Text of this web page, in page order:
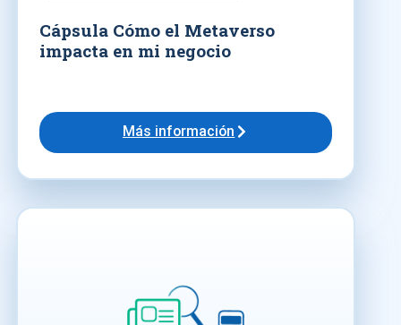
Cápsula Cómo el Metaverso
impacta en mi negocio
Más información